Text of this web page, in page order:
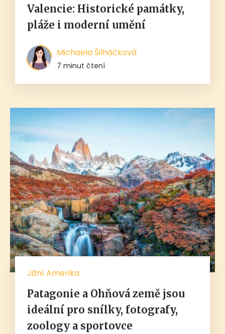
Valencie: Historické památky,
pláže i moderní umění
Michaela Šilháčková
7 minut čtení
Jižní Amerika
Patagonie a Ohňová země jsou
ideální pro snílky, fotografy,
zoology a sportovce